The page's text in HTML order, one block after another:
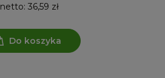
netto: 36,59 zł
Do koszyka